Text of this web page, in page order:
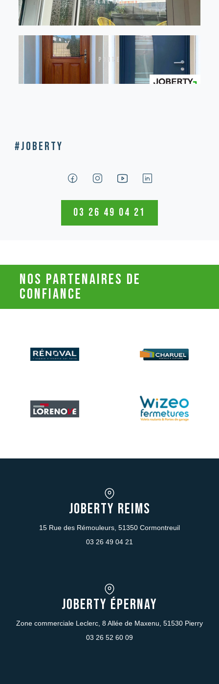
porte
#Joberty
03 26 49 04 21
nos partenaires de
confiance
JOBERTY REIMS
15 Rue des Rémouleurs, 51350 Cormontreuil
03 26 49 04 21
JOBERTY Épernay
Zone commerciale Leclerc, 8 Allée de Maxenu, 51530 Pierry
03 26 52 60 09